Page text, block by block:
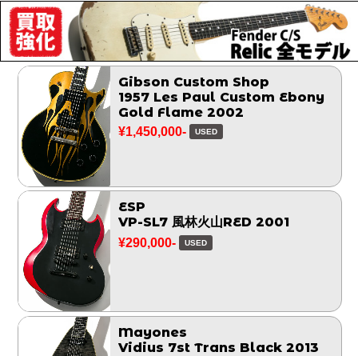
Gibson Custom Shop
1957 Les Paul Custom Ebony
Gold Flame 2002
¥1,450,000- USED
ESP
VP-SL7 風林火山RED 2001
¥290,000- USED
Mayones
Vidius 7st Trans Black 2013